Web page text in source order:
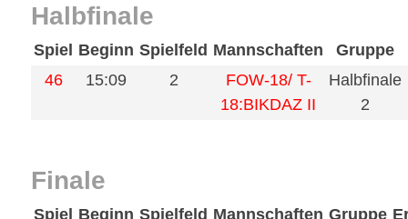
Halbfinale
Spiel Beginn Spielfeld Mannschaften Gruppe
46
15:09 2
FOW-18/ T-
18:BIKDAZ II
Halbfinale
2
Finale
Spiel Beginn Spielfeld Mannschaften Gruppe